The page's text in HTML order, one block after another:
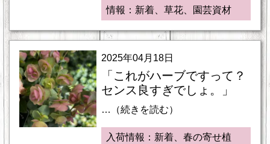
情報：新着、草花、園芸資材
2025年04月18日
「これがハーブですって？
センス良すぎでしょ。」
…（続きを読む）
入荷情報：新着、春の寄せ植